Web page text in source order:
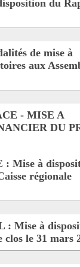
du
de mise à
aux
- MISE A
DU
Mise à
régionale
Mise à
le 31 mars